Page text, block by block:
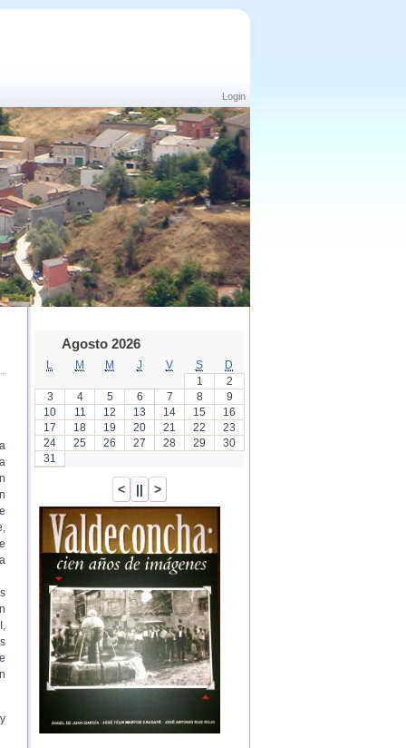
Login
Agosto 2026
M M J V S
D
1
2
3
4 5 6 7 8
9
10
11 12 13 14 15
16
17
18 19 20 21 22
23
24
25 26 27 28 29
30
31